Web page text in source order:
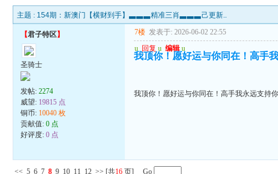
主题 : 154期：新澳门【横财到手】▃▃▃精准三肖▃▃▃己更新..
【君子特区】
圣骑士
发帖:2274
威望: 19815 点
铜币: 10040 枚
贡献值:0 点
好评度:0 点
7楼 发表于: 2026-06-02 22:55
u 回复 u 编辑 u
我顶你！愿好运与你同在！高手
我顶你！愿好运与你同在！高手我永远支持你
<< 5 6 7 8 9 10 11 12 >> [共16 页] Go